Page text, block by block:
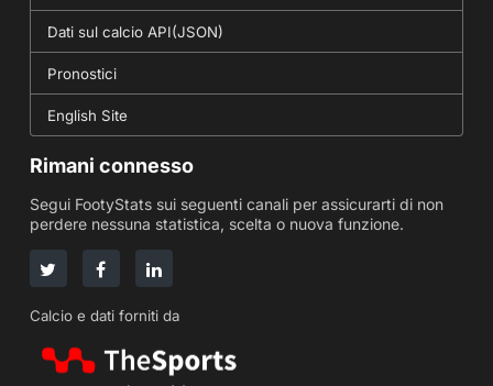
Dati sul calcio API(JSON)
Pronostici
English Site
Rimani connesso
Segui FootyStats sui seguenti canali per assicurarti di non
perdere nessuna statistica, scelta o nuova funzione.
Calcio e dati forniti da